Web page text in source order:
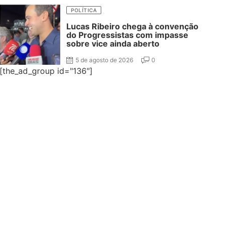
POLÍTICA
Lucas Ribeiro chega à convenção
do Progressistas com impasse
sobre vice ainda aberto
5 de agosto de 2026 0
[the_ad_group id="136"]